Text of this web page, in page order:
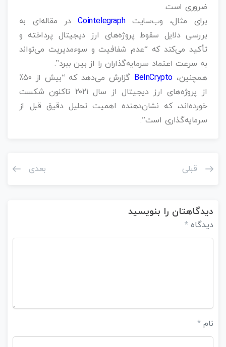
ضروری است.
برای مثال، وب‌سایتCointelegraph
در مقاله‌ای به
بررسی دلایل سقوط پروژه‌های ارز دیجیتال پرداخته و
تأکید می‌کند که “عدم شفافیت و سوءمدیریت می‌تواند
به سرعت اعتماد سرمایه‌گذاران را از بین ببرد”.
همچنین،BeInCrypto
گزارش می‌دهد که “بیش از ۵۰٪
از پروژه‌های ارز دیجیتال از سال ۲۰۲۱ تاکنون شکست
خورده‌اند، که نشان‌دهنده اهمیت تحلیل دقیق قبل از
سرمایه‌گذاری است”.
قبلی بعدی
دیدگاهتان را بنویسید
دیدگاه *
نام *